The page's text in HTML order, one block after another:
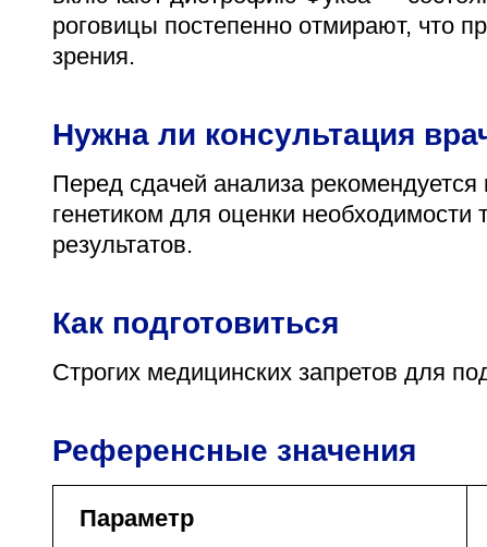
роговицы постепенно отмирают, что
зрения.
Нужна ли консультация
Перед сдачей анализа
генетиком для оценки
результатов.
Как подготовиться
Строгих медицинских запретов для
Референсные значения
Параметр